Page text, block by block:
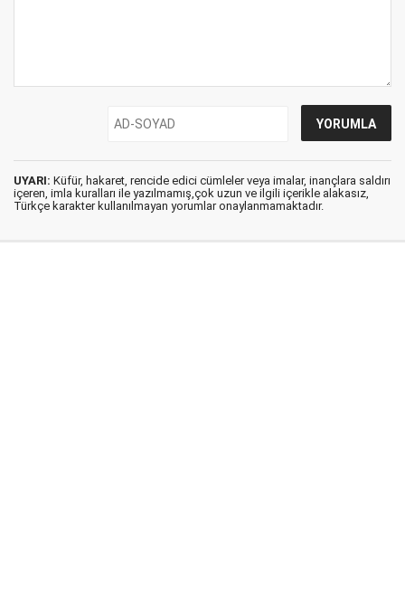
UYARI: Küfür, hakaret, rencide edici cümleler veya imalar, inançlara saldırı
içeren, imla kuralları ile yazılmamış,çok uzun ve ilgili içerikle alakasız,
Türkçe karakter kullanılmayan yorumlar onaylanmamaktadır.